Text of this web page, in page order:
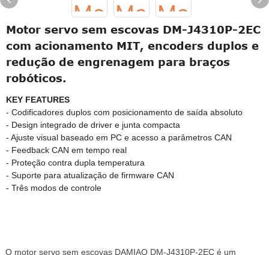
Motor servo sem escovas DM-J4310P-2EC
com acionamento MIT, encoders duplos e
redução de engrenagem para braços
robóticos.
KEY FEATURES
- Codificadores duplos com posicionamento de saída absoluto
- Design integrado de driver e junta compacta
- Ajuste visual baseado em PC e acesso a parâmetros CAN
- Feedback CAN em tempo real
- Proteção contra dupla temperatura
- Suporte para atualização de firmware CAN
- Três modos de controle
O motor servo sem escovas DAMIAO DM-J4310P-2EC é um